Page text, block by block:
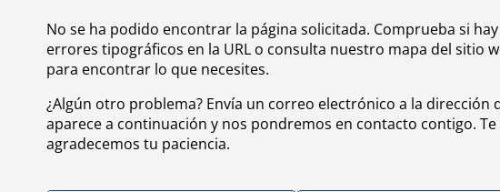
No se ha podido encontrar la página solicitada. Comprueba si hay
errores tipográficos en la URL o consulta nuestro mapa del sitio
para encontrar lo que necesites.
¿Algún otro problema? Envía un correo electrónico a la dirección
aparece a continuación y nos pondremos en contacto contigo. Te
agradecemos tu paciencia.